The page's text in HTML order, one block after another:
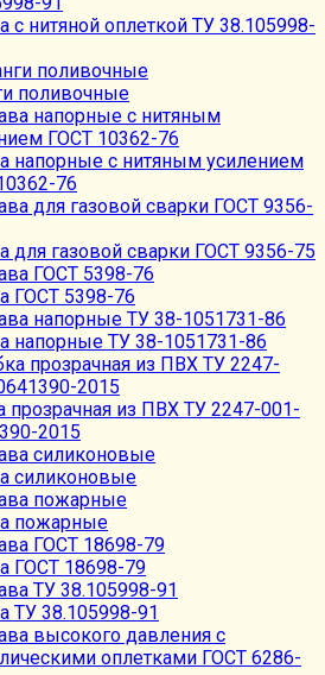
с нитяной оплеткой ТУ 38.105998-
поливочные
напорные с нитяным усилением
76
для газовой сварки ГОСТ 9356-75
ГОСТ 5398-76
напорные ТУ 38-1051731-86
прозрачная из ПВХ ТУ 2247-001-
2015
силиконовые
пожарные
ГОСТ 18698-79
ТУ 38.105998-91